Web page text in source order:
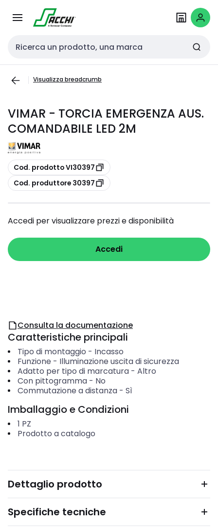
navigazionecontenuto
Cerca input
Visualizza breadcrumb
VIMAR - TORCIA EMERGENZA AUS.
COMANDABILE LED 2M
copia
Cod. prodotto VI30397
copia
Cod. produttore 30397
Accedi per visualizzare prezzi e disponibilità
Accedi
Consulta la documentazione
Caratteristiche principali
Tipo di montaggio - Incasso
Funzione - Illuminazione uscita di sicurezza
Adatto per tipo di marcatura- Altro
Con pittogramma- No
Commutazione a distanza- Sì
Imballaggio e Condizioni
1 PZ
Prodotto a catalogo
Dettaglio prodotto
Specifiche tecniche